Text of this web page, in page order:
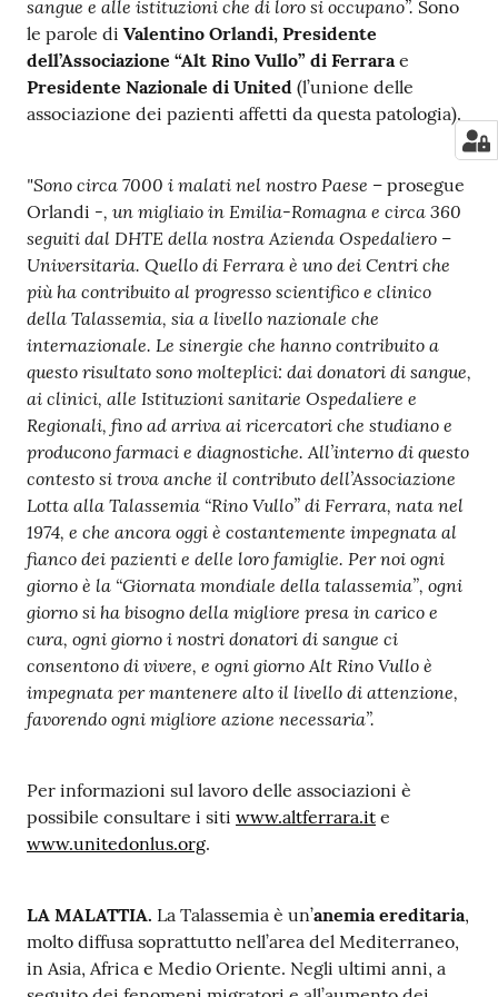
sangue e alle istituzioni che di loro si occupano”. Sono
le parole di Valentino Orlandi, Presidente
dell’Associazione “Alt Rino Vullo” di Ferrara e
Presidente Nazionale di United (l’unione delle
associazione dei pazienti affetti da questa patologia).
"Sono circa 7000 i malati nel nostro Paese – prosegue
Orlandi -, un migliaio in Emilia-Romagna e circa 360
seguiti dal DHTE della nostra Azienda Ospedaliero –
Universitaria. Quello di Ferrara è uno dei Centri che
più ha contribuito al progresso scientifico e clinico
della Talassemia, sia a livello nazionale che
internazionale. Le sinergie che hanno contribuito a
questo risultato sono molteplici: dai donatori di sangue,
ai clinici, alle Istituzioni sanitarie Ospedaliere e
Regionali, fino ad arriva ai ricercatori che studiano e
producono farmaci e diagnostiche. All’interno di questo
contesto si trova anche il contributo dell’Associazione
Lotta alla Talassemia “Rino Vullo” di Ferrara, nata nel
1974, e che ancoraoggiè costantemente impegnata al
fianco dei pazienti e delle loro famiglie. Per noi ogni
giorno è la “Giornata mondiale della talassemia”, ogni
giorno si ha bisogno della migliore presa in carico e
cura, ogni giorno i nostri donatori di sangue ci
consentono di vivere, e ogni giorno Alt Rino Vullo è
impegnata per mantenere alto il livello di attenzione,
favorendo ogni migliore azione necessaria”.
Per informazioni sul lavoro delle associazioni è
possibile consultare i siti www.altferrara.it e
www.unitedonlus.org.
LA MALATTIA. La Talassemia è un’anemia ereditaria,
molto diffusa soprattutto nell’area del Mediterraneo,
in Asia, Africa e Medio Oriente. Negli ultimi anni, a